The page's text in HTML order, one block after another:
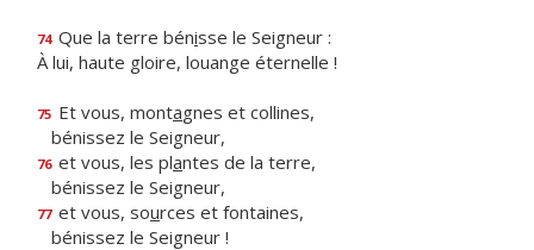
74 Que la terre bénisse le Seigneur :
À lui, haute gloire, louange éternelle !
75 Et vous, montagnes et collines,
bénissez le Seigneur,
76 et vous, les plantes de la terre,
bénissez le Seigneur,
77 et vous, sources et fontaines,
bénissez le Seigneur !